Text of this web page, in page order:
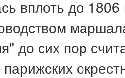
вплоть до 1806
до сих пор